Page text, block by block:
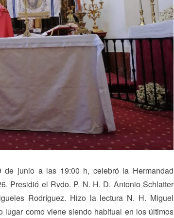
junio a las 19:00 h, celebró la Hermandad
Presidió el Rvdo. P. N. H. D. Antonio Schlatter
Rodríguez. Hizo la lectura N. H. Miguel
lugar como viene siendo habitual en los últimos